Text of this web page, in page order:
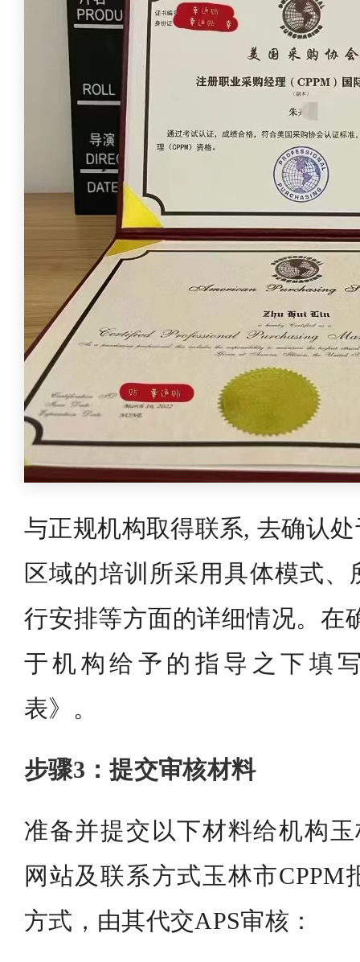
与正规机构取得联系, 去确认
区域的培训所采用具体模式
行安排等方面的详细情况。在
于机构给予的指导之下填
表》。
步骤3：提交审核材料
准备并提交以下材料给机构
网站及联系方式玉林市CPPM
方式，由其代交APS审核：